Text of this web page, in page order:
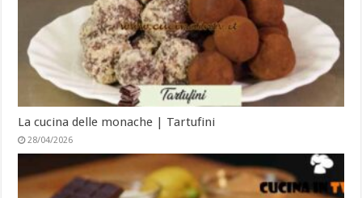
La cucina delle monache | Tartufini
28/04/2026